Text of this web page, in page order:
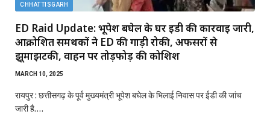
CHHATTISGARH
ED Raid Update: भूपेश बघेल के घर ईडी की कार्रवाई जारी,
आक्रोशित समर्थकों ने ED की गाड़ी रोकी, अफसरों से
झूमाझटकी, वाहन पर तोड़फोड़ की कोशिश
MARCH 10, 2025
रायपुर : छत्तीसगढ़ के पूर्व मुख्यमंत्री भूपेश बघेल के भिलाई निवास पर ईडी की जांच
जारी है.…